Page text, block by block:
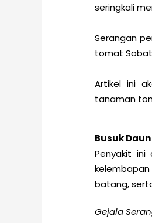
seringkali
Serangan
tomat Sobat
Artikel ini
tanaman
Busuk
Penyakit ini
batang,
Gejala